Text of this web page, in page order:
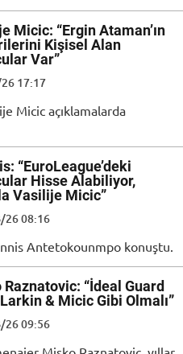
Micic: “Ergin Ataman’ın
Kişisel Alan
Var”
17:17
Micic açıklamalarda
“EuroLeague’deki
Hisse Alabiliyor,
Vasilije Micic”
26 08:16
Antetokounmpo konuştu.
“İdeal Guard
& Micic Gibi Olmalı”
26 09:56